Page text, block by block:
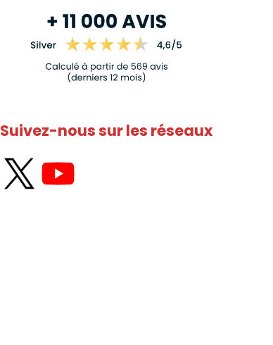
Suivez-nous sur les réseaux